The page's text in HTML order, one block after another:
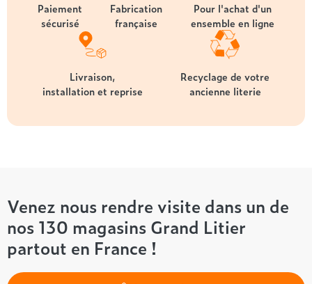
Paiement
sécurisé
Fabrication
française
Pour l'achat d'un
ensemble en ligne
Livraison,
installation et reprise
Recyclage de votre
ancienne literie
Venez nous rendre visite dans un de
nos 130 magasins Grand Litier
partout en France !